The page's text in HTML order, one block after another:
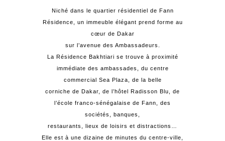
Niché dans le quartier résidentiel de Fann
Résidence, un immeuble élégant prend forme au
cœur de Dakar
sur l’avenue des Ambassadeurs.
La Résidence Bakhtiari se trouve à proximité
immédiate des ambassades, du centre
commercial Sea Plaza, de la belle
corniche de Dakar, de l’hôtel Radisson Blu, de
l’école franco-sénégalaise de Fann, des
sociétés, banques,
restaurants, lieux de loisirs et distractions…
Elle est à une dizaine de minutes du centre-ville,